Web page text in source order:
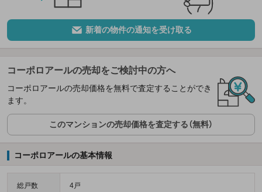
新着の物件の通知を受け取る
コーポロアールの売却をご検討中の方へ
コーポロアールの売却価格を無料で査定することができ
ます。
このマンションの売却価格を査定する（無料）
コーポロアールの基本情報
総戸数 4戸